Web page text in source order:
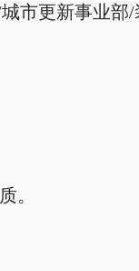
城市更新事业部/
。